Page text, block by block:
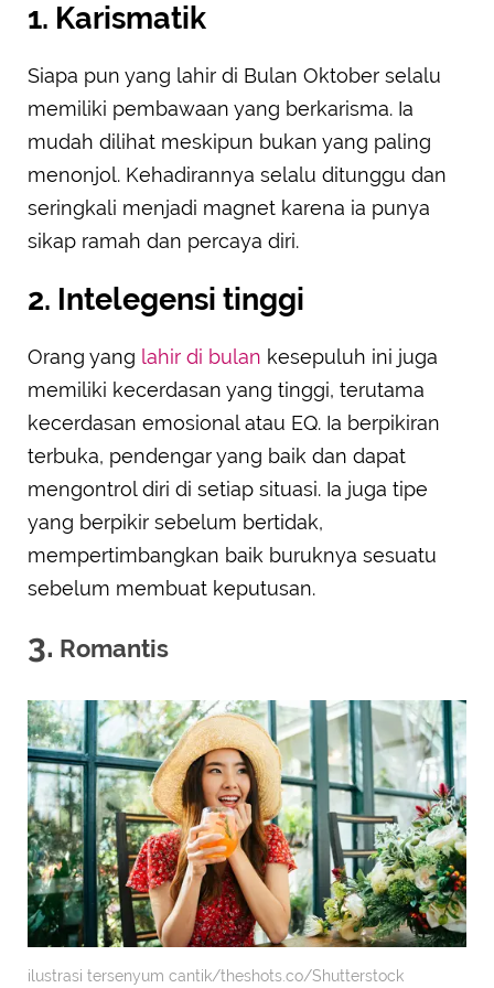
1. Karismatik
Siapa pun yang lahir di Bulan Oktober selalu
memiliki pembawaan yang berkarisma. Ia
mudah dilihat meskipun bukan yang paling
menonjol. Kehadirannya selalu ditunggu dan
seringkali menjadi magnet karena ia punya
sikap ramah dan percaya diri.
2. Intelegensi tinggi
Orang yang lahir di bulan kesepuluh ini juga
memiliki kecerdasan yang tinggi, terutama
kecerdasan emosional atau EQ. Ia berpikiran
terbuka, pendengar yang baik dan dapat
mengontrol diri di setiap situasi. Ia juga tipe
yang berpikir sebelum bertidak,
mempertimbangkan baik buruknya sesuatu
sebelum membuat keputusan.
3. Romantis
ilustrasi tersenyum cantik/theshots.co/Shutterstock